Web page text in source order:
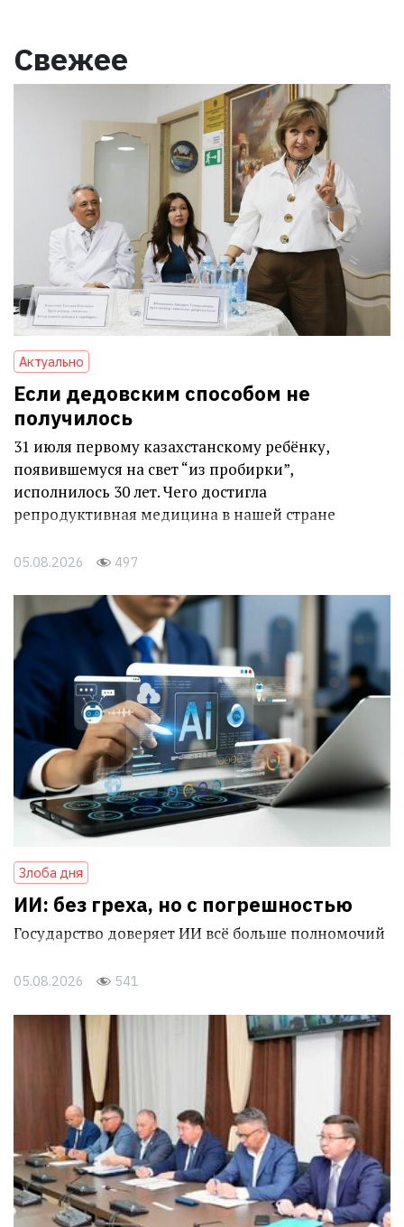
Свежее
Актуально
Если дедовским способом не
получилось
31 июля первому казахстанскому ребёнку,
появившемуся на свет “из пробирки”,
исполнилось 30 лет. Чего достигла
репродуктивная медицина в нашей стране
05.08.2026 497
Злоба дня
ИИ: без греха, но с погрешностью
Государство доверяет ИИ всё больше полномочий
05.08.2026 541